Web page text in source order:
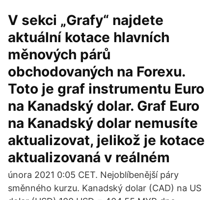
V sekci „Grafy“ najdete
aktuální kotace hlavních
měnových párů
obchodovaných na Forexu.
Toto je graf instrumentu Euro
na Kanadský dolar. Graf Euro
na Kanadský dolar nemusíte
aktualizovat, jelikož je kotace
aktualizovaná v reálném
února 2021 0:05 CET. Nejoblíbenější páry
směnného kurzu. Kanadský dolar (CAD) na US